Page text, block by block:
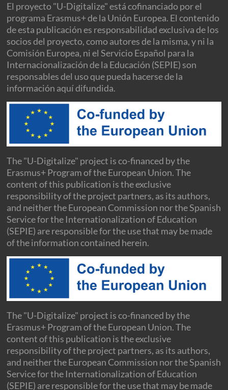
El proyecto "U-Digitalize" está cofinanciado por el
programa Erasmus+ de la Unión Europea. El contenido
de esta publicación es responsabilidad exclusiva de los
socios del proyecto, como autores de la misma, y ni la
Comisión Europea, ni el Servicio Español para la
Internacionalización de la Educación (SEPIE) son
responsables del uso que pueda hacerse de la
información aquí difundida.
The "U-Digitalize" project is co-financed by the
Erasmus+ Program of the European Union. The
content of this publication is the exclusive
responsibility of the project partners, as its authors,
and neither the European Commission nor the Spanish
Service for the Internationalization of Education
(SEPIE) are responsible for the use that may be made
of the information contained herein.
The "U-Digitalize" project is co-financed by the
Erasmus+ Program of the European Union. The
content of this publication is the exclusive
responsibility of the project partners, as its authors,
and neither the European Commission nor the Spanish
Service for the Internationalization of Education
(SEPIE) are responsible for the use that may be made